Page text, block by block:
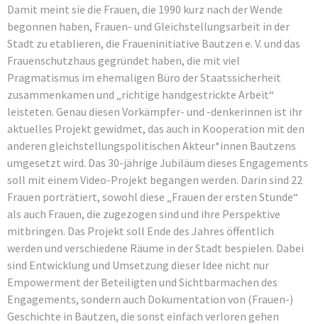
Damit meint sie die Frauen, die 1990 kurz nach der Wende
begonnen haben, Frauen- und Gleichstellungsarbeit in der
Stadt zu etablieren, die Fraueninitiative Bautzen e. V. und das
Frauenschutzhaus gegründet haben, die mit viel
Pragmatismus im ehemaligen Büro der Staatssicherheit
zusammenkamen und „richtige handgestrickte Arbeit“
leisteten. Genau diesen Vorkämpfer- und -denkerinnen ist ihr
aktuelles Projekt gewidmet, das auch in Kooperation mit den
anderen gleichstellungspolitischen Akteur*innen Bautzens
umgesetzt wird. Das 30-jährige Jubiläum dieses Engagements
soll mit einem Video-Projekt begangen werden. Darin sind 22
Frauen porträtiert, sowohl diese „Frauen der ersten Stunde“
als auch Frauen, die zugezogen sind und ihre Perspektive
mitbringen. Das Projekt soll Ende des Jahres öffentlich
werden und verschiedene Räume in der Stadt bespielen. Dabei
sind Entwicklung und Umsetzung dieser Idee nicht nur
Empowerment der Beteiligten und Sichtbarmachen des
Engagements, sondern auch Dokumentation von (Frauen-)
Geschichte in Bautzen, die sonst einfach verloren gehen